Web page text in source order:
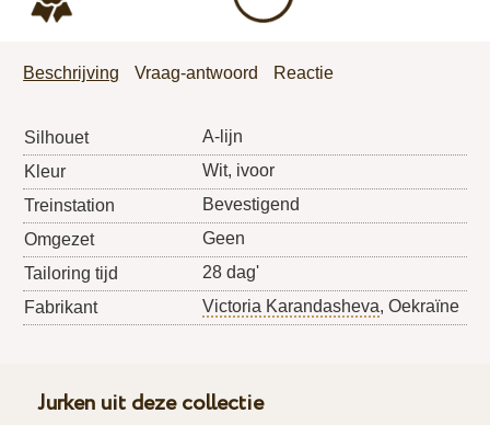
Beschrijving Vraag-antwoord Reactie
Silhouet
A-lijn
Kleur
Wit, ivoor
Treinstation
Bevestigend
Omgezet
Geen
Tailoring tijd
28 dag'
Fabrikant
Victoria Karandasheva, Oekraïne
Jurken uit deze collectie